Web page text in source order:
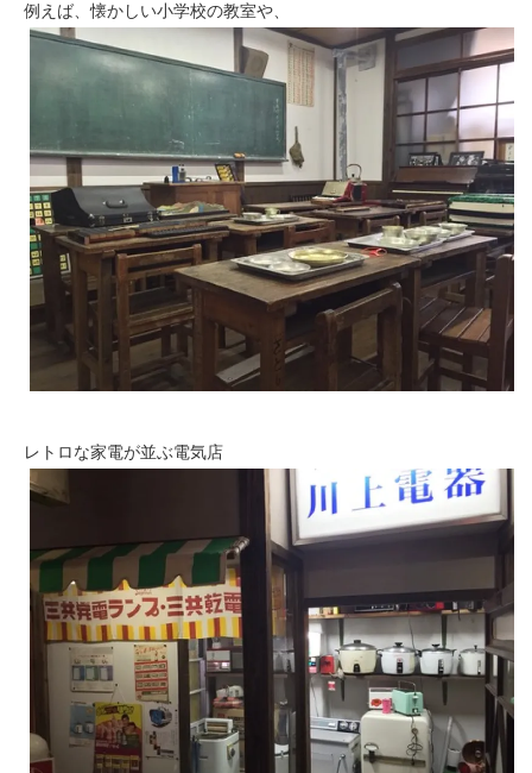
例えば、懐かしい小学校の教室や、
レトロな家電が並ぶ電気店